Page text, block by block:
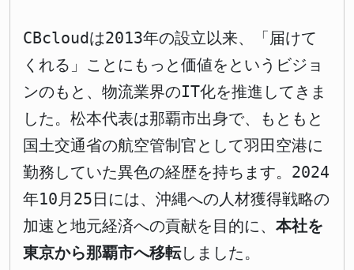
CBcloudは2013年の設立以来、「届けて
くれる」ことにもっと価値をというビジョ
ンのもと、物流業界のIT化を推進してきま
した。松本代表は那覇市出身で、もともと
国土交通省の航空管制官として羽田空港に
勤務していた異色の経歴を持ちます。2024
年10月25日には、沖縄への人材獲得戦略の
加速と地元経済への貢献を目的に、 本社を
東京から那覇市へ移転しました。